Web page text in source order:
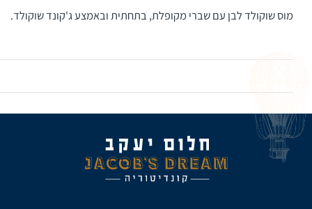
מוס שוקולד לבן עם שברי מקופלת, בתחתית ובאמצע ג'קונד שוקולד.